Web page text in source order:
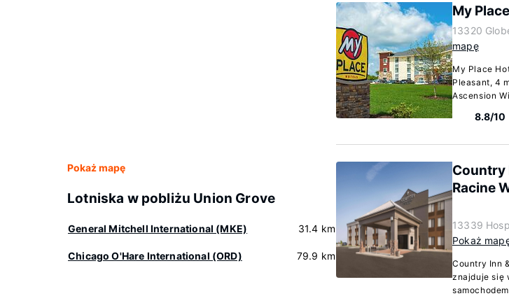
Pokaż mapę
Lotniska w pobliżu Union Grove
General Mitchell International (MKE) 31.4 km
Chicago O'Hare International (ORD) 79.9 km
My
13320
mapę
My Place
Pleasant, 4
Ascension
8.8/10
Country
Racine
13339
Pokaż
Country Inn
znajduje się